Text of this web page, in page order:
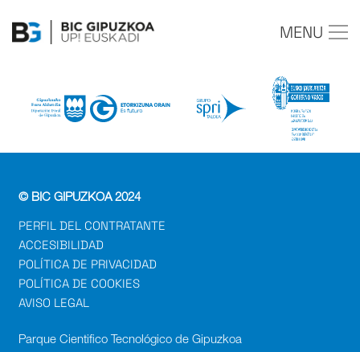
MENU
© BIC GIPUZKOA 2024
PERFIL DEL CONTRATANTE
ACCESIBILIDAD
POLÍTICA DE PRIVACIDAD
POLÍTICA DE COOKIES
AVISO LEGAL
Parque Cientifico Tecnológico de Gipuzkoa